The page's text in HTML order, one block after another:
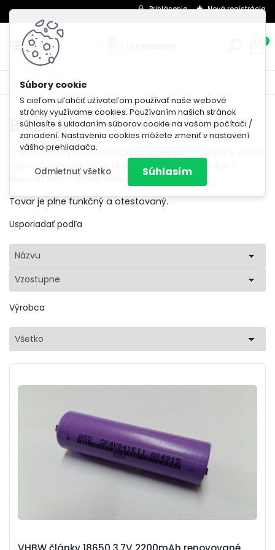
S cieľom uľahčiť užívateľom používať naše webové
stránky využívame cookies. Používaním našich stránok
súhlasíte s ukladaním súborov cookie na vašom počítači /
zariadení. Nastavenia cookies môžete zmeniť v nastavení
vášho prehliadača.
Odmietnuť všetko Súhlasím
Prihlásenie Nová registrácia
0
Úvod BAZÁR
BAZÁR
V tejto sekcii ponúkame tovar , ktorý bol rozbalený, alebo
bol vrátený v zákonnej 14 dňovej lehote, prípadne z
dovodu zlého objednania modelu zákazníkom.
Tovar je plne funkčný a otestovaný.
Usporiadať podľa
Názvu
Vzostupne
Výrobca
Všetko